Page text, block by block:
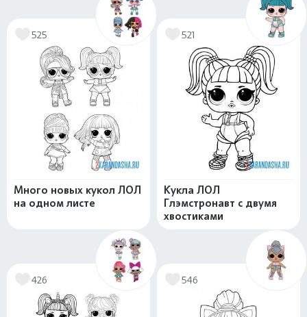
525
Много новых кукол ЛОЛ
на одном листе
521
Кукла ЛОЛ
Глэмстронавт с двумя
хвостиками
426 546